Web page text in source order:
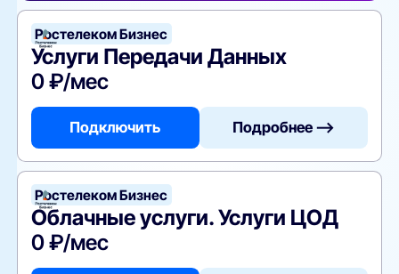
Ростелеком Бизнес
Услуги Передачи Данных
0 ₽/мес
Подключить Подробнее —>
Ростелеком Бизнес
Облачные услуги. Услуги ЦОД
0 ₽/мес